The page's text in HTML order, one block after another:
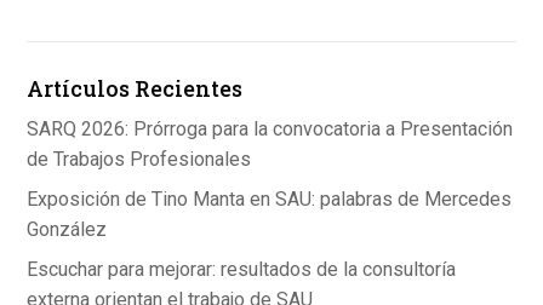
Artículos Recientes
SARQ 2026: Prórroga para la convocatoria a Presentación
de Trabajos Profesionales
Exposición de Tino Manta en SAU: palabras de Mercedes
González
Escuchar para mejorar: resultados de la consultoría
externa orientan el trabajo de SAU